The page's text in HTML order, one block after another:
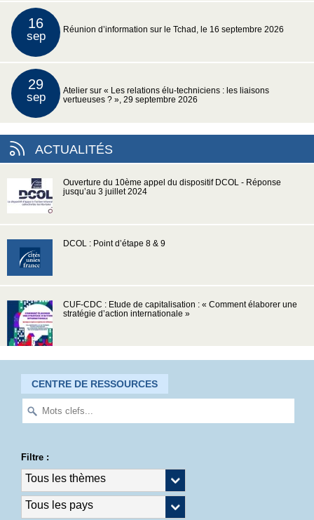
16
sep Réunion d’information sur le Tchad, le 16 septembre 2026
29
sep
Atelier sur « Les relations élu-techniciens : les liaisons
vertueuses ? », 29 septembre 2026
ACTUALITÉS
Ouverture du 10ème appel du dispositif DCOL - Réponse
jusqu’au 3 juillet 2024
DCOL : Point d’étape 8 & 9
CUF-CDC : Etude de capitalisation : « Comment élaborer une
stratégie d’action internationale »
CENTRE DE RESSOURCES
Filtre :